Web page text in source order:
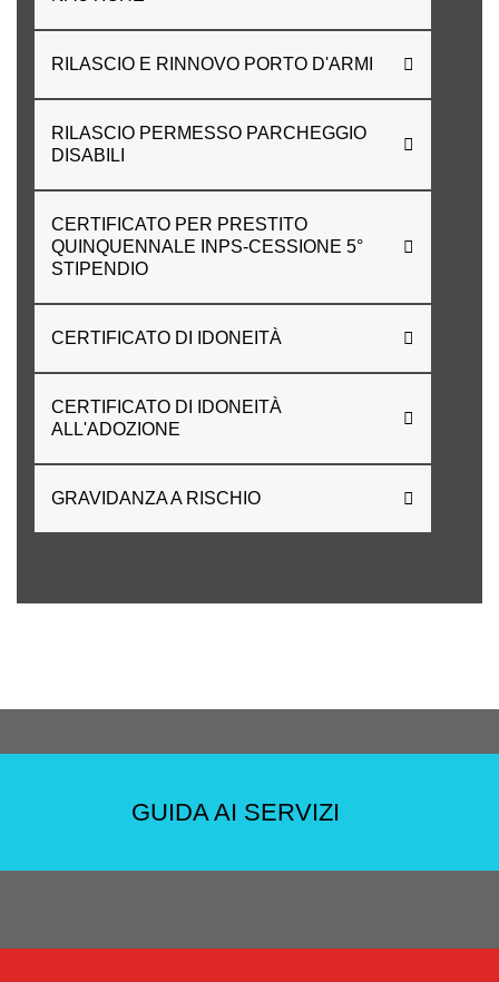
RILASCIO E RINNOVO PORTO D'ARMI
RILASCIO PERMESSO PARCHEGGIO
DISABILI
CERTIFICATO PER PRESTITO
QUINQUENNALE INPS-CESSIONE 5°
STIPENDIO
CERTIFICATO DI IDONEITÀ
CERTIFICATO DI IDONEITÀ
ALL'ADOZIONE
GRAVIDANZA A RISCHIO
GUIDA AI SERVIZI